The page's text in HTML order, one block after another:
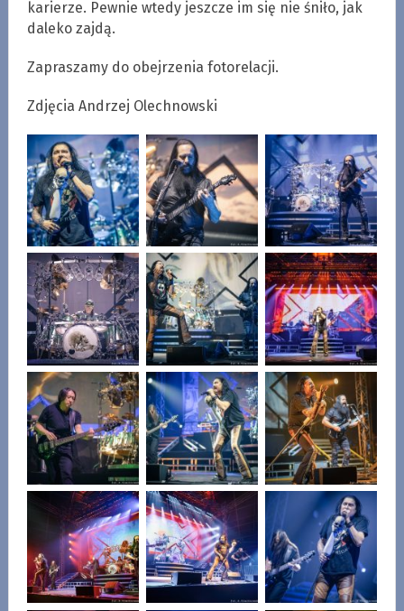
karierze. Pewnie wtedy jeszcze im się nie śniło, jak
daleko zajdą.
Zapraszamy do obejrzenia fotorelacji.
Zdjęcia Andrzej Olechnowski